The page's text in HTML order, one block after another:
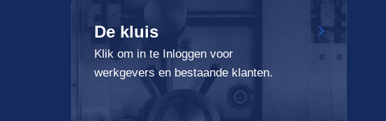
De kluis
Klik om in te Inloggen voor
werkgevers en bestaande klanten.